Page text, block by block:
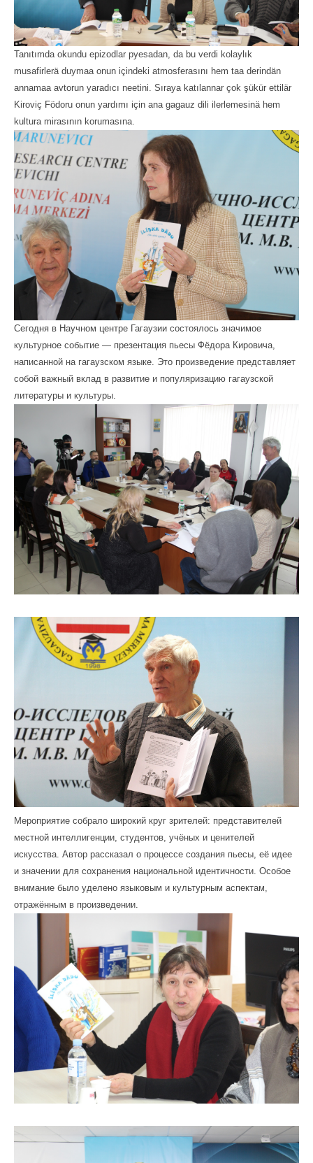
Tanıtımda okundu epizodlar pyesadan, da bu verdi kolaylık
musafirlerä duymaa onun içindeki atmosferasını hem taa derindän
annamaa avtorun yaradıcı neetini. Sıraya katılannar çok şükür ettilär
Kiroviç Födoru onun yardımı için ana gagauz dili ilerlemesinä hem
kultura mirasının korumasına.
Сегодня в Научном центре Гагаузии состоялось значимое
культурное событие — презентация пьесы Фёдора Кировича,
написанной на гагаузском языке. Это произведение представляет
собой важный вклад в развитие и популяризацию гагаузской
литературы и культуры.
Мероприятие собрало широкий круг зрителей: представителей
местной интеллигенции, студентов, учёных и ценителей
искусства. Автор рассказал о процессе создания пьесы, её идее
и значении для сохранения национальной идентичности. Особое
внимание было уделено языковым и культурным аспектам,
отражённым в произведении.